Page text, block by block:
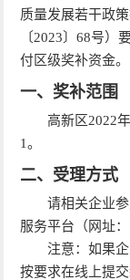
质量发展若干政
〔2023〕68号）
付区级奖补资金。
一、奖补范围
高新区2022
1。
二、受理方式
请相关企业
服务平台（网址：
注意：如果
按要求在线上提